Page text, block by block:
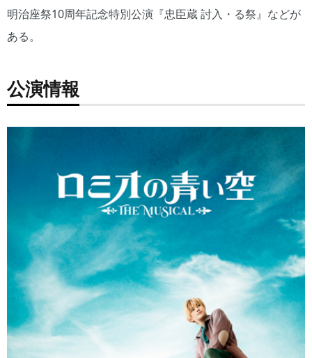
明治座祭10周年記念特別公演『忠臣蔵 討入・る祭』などが
ある。
公演情報